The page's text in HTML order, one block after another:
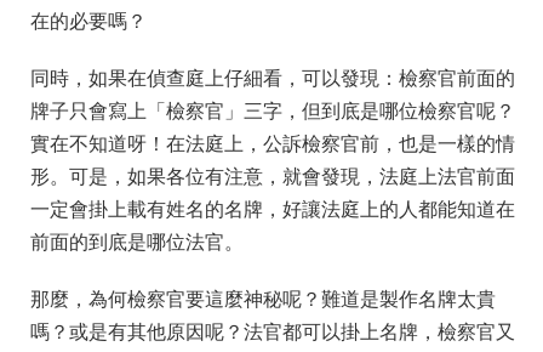
在的必要嗎？
同時，如果在偵查庭上仔細看，可以發現：檢察官前面的
牌子只會寫上「檢察官」三字，但到底是哪位檢察官呢？
實在不知道呀！在法庭上，公訴檢察官前，也是一樣的情
形。可是，如果各位有注意，就會發現，法庭上法官前面
一定會掛上載有姓名的名牌，好讓法庭上的人都能知道在
前面的到底是哪位法官。
那麼，為何檢察官要這麼神秘呢？難道是製作名牌太貴
嗎？或是有其他原因呢？法官都可以掛上名牌，檢察官又